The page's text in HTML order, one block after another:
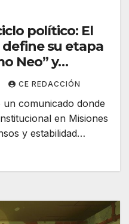
político: El
su etapa
Neo” y
gobernabilidad
CE REDACCIÓN
comunicado donde
en Misiones
y estabilidad…